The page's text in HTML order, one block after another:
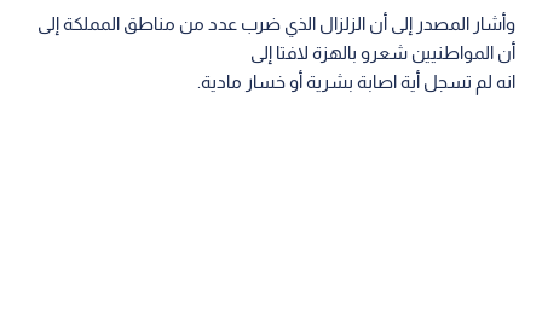
وأشار المصدر إلى أن الزلزال الذي ضرب عدد من مناطق المملكة إلى
أن المواطنيين شعرو بالهزة لافتا إلى
انه لم تسجل أية اصابة بشرية أو خسار مادية.